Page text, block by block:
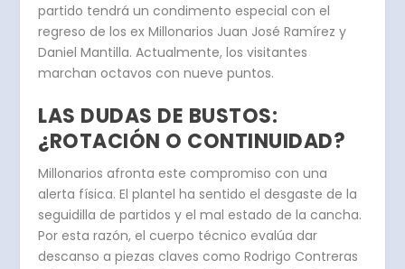
partido tendrá un condimento especial con el
regreso de los ex Millonarios Juan José Ramírez y
Daniel Mantilla. Actualmente, los visitantes
marchan octavos con nueve puntos.
LAS DUDAS DE BUSTOS:
¿ROTACIÓN O CONTINUIDAD?
Millonarios afronta este compromiso con una
alerta física.El plantel ha sentido el desgaste de la
seguidilla de partidos y el mal estado de la cancha.
Por esta razón, el cuerpo técnico evalúa dar
descanso a piezas claves como Rodrigo Contreras